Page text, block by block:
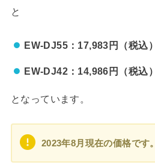
と
EW-DJ55：17,983円（税込）
EW-DJ42：14,986円（税込）
となっています。
2023年8月現在の価格です。